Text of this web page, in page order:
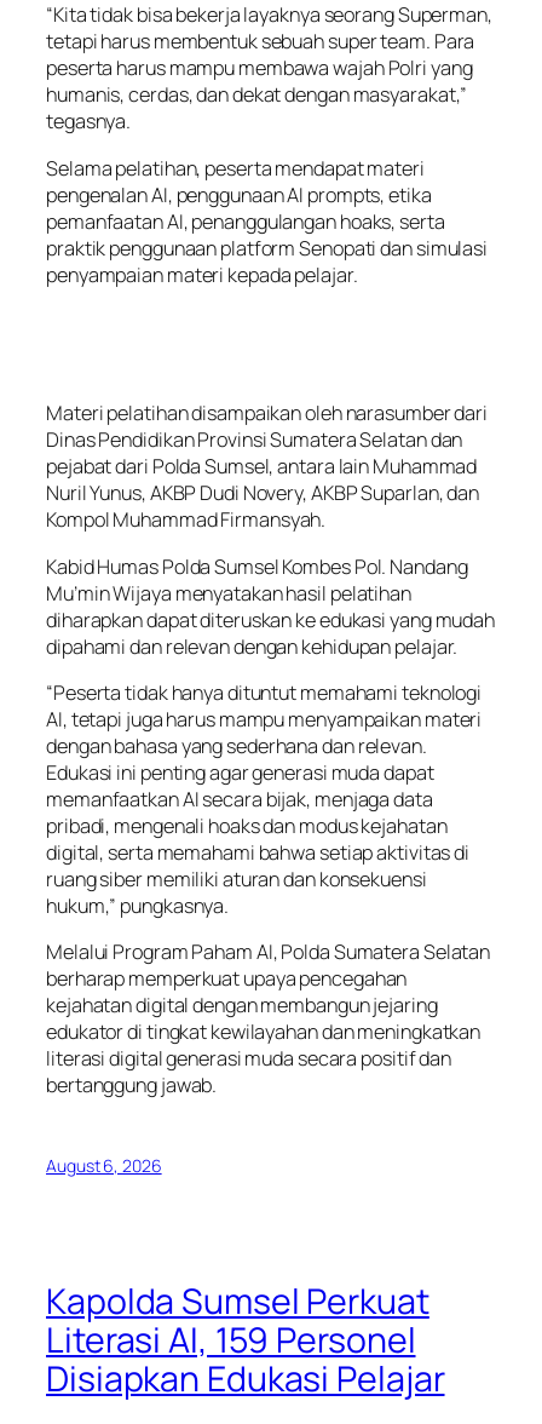
“Kita tidak bisa bekerja layaknya seorang Superman,
tetapi harus membentuk sebuah super team. Para
peserta harus mampu membawa wajah Polri yang
humanis, cerdas, dan dekat dengan masyarakat,”
tegasnya.
Selama pelatihan, peserta mendapat materi
pengenalan AI, penggunaan AI prompts, etika
pemanfaatan AI, penanggulangan hoaks, serta
praktik penggunaan platform Senopati dan simulasi
penyampaian materi kepada pelajar.
Materi pelatihan disampaikan oleh narasumber dari
Dinas Pendidikan Provinsi Sumatera Selatan dan
pejabat dari Polda Sumsel, antara lain Muhammad
Nuril Yunus, AKBP Dudi Novery, AKBP Suparlan, dan
Kompol Muhammad Firmansyah.
Kabid Humas Polda Sumsel Kombes Pol. Nandang
Mu’min Wijaya menyatakan hasil pelatihan
diharapkan dapat diteruskan ke edukasi yang mudah
dipahami dan relevan dengan kehidupan pelajar.
“Peserta tidak hanya dituntut memahami teknologi
AI, tetapi juga harus mampu menyampaikan materi
dengan bahasa yang sederhana dan relevan.
Edukasi ini penting agar generasi muda dapat
memanfaatkan AI secara bijak, menjaga data
pribadi, mengenali hoaks dan modus kejahatan
digital, serta memahami bahwa setiap aktivitas di
ruang siber memiliki aturan dan konsekuensi
hukum,” pungkasnya.
Melalui Program Paham AI, Polda Sumatera Selatan
berharap memperkuat upaya pencegahan
kejahatan digital dengan membangun jejaring
edukator di tingkat kewilayahan dan meningkatkan
literasi digital generasi muda secara positif dan
bertanggung jawab.
August 6, 2026
Kapolda Sumsel Perkuat
Literasi AI, 159 Personel
Disiapkan Edukasi Pelajar